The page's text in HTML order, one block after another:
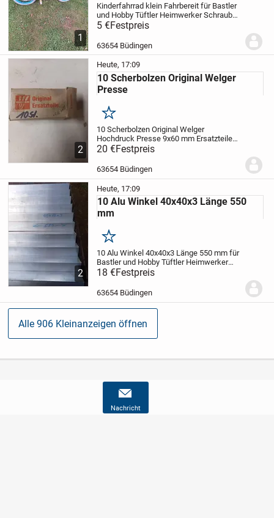
Nachricht
1
Kinderfahrrad klein Fahrbereit für Bastler
und Hobby Tüftler Heimwerker Schrauber
Spezialisten nur Abholung für 5 Euro.
5 €Festpreis
63654 Büdingen
2
Heute, 17:09
10 Scherbolzen Original Welger
Presse
Merken
10 Scherbolzen Original Welger
Hochdruck Presse 9x60 mm Ersatzteile
Nummer 03 80 04 für Bastler und Hobby
Tüftler Heimwerker Schrauber
Spezialisten Oldtimer Restaurierung
Landtechnik Teile inklusive...
20 €Festpreis
63654 Büdingen
2
Heute, 17:09
10 Alu Winkel 40x40x3 Länge 550
mm
Merken
10 Alu Winkel 40x40x3 Länge 550 mm für
Bastler und Hobby Tüftler Heimwerker
Schrauber Spezialisten Metall Kunst
Schrott Skulpturen Kreative Objekte
Schweiß Übungen alle Teile zusammen
18 €Festpreis
63654 Büdingen
Alle 906 Kleinanzeigen öffnen